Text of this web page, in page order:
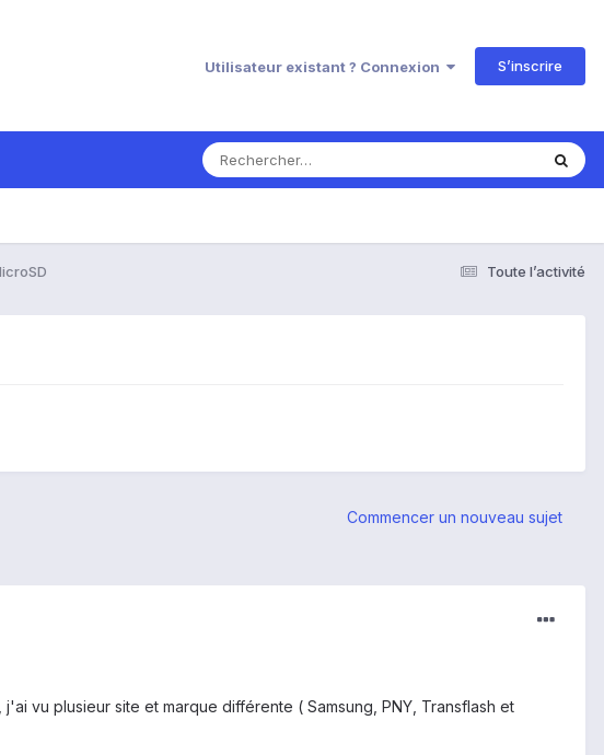
Utilisateur existant ? Connexion S’inscrire
Toute l’activité
Commencer un nouveau sujet
vu plusieur site et marque différente ( Samsung, PNY, Transflash et